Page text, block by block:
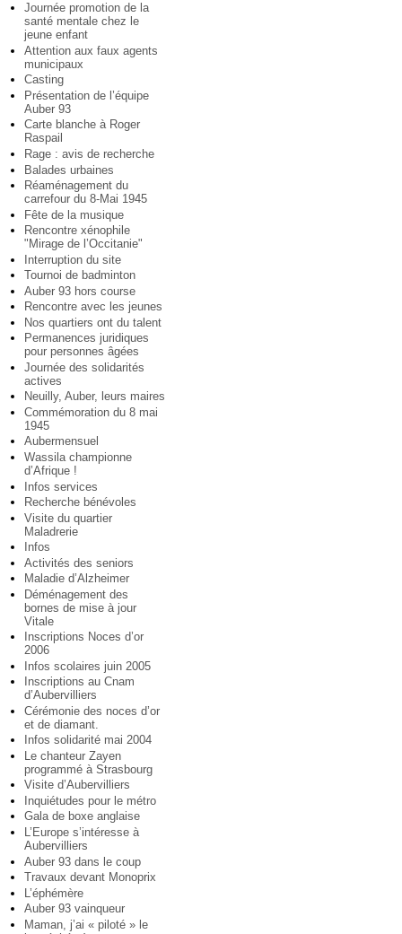
Journée promotion de la
santé mentale chez le
jeune enfant
Attention aux faux agents
municipaux
Casting
Présentation de l’équipe
Auber 93
Carte blanche à Roger
Raspail
Rage : avis de recherche
Balades urbaines
Réaménagement du
carrefour du 8-Mai 1945
Fête de la musique
Rencontre xénophile
"Mirage de l’Occitanie"
Interruption du site
Tournoi de badminton
Auber 93 hors course
Rencontre avec les jeunes
Nos quartiers ont du talent
Permanences juridiques
pour personnes âgées
Journée des solidarités
actives
Neuilly, Auber, leurs maires
Commémoration du 8 mai
1945
Aubermensuel
Wassila championne
d’Afrique !
Infos services
Recherche bénévoles
Visite du quartier
Maladrerie
Infos
Activités des seniors
Maladie d’Alzheimer
Déménagement des
bornes de mise à jour
Vitale
Inscriptions Noces d’or
2006
Infos scolaires juin 2005
Inscriptions au Cnam
d’Aubervilliers
Cérémonie des noces d’or
et de diamant.
Infos solidarité mai 2004
Le chanteur Zayen
programmé à Strasbourg
Visite d’Aubervilliers
Inquiétudes pour le métro
Gala de boxe anglaise
L’Europe s’intéresse à
Aubervilliers
Auber 93 dans le coup
Travaux devant Monoprix
L’éphémère
Auber 93 vainqueur
Maman, j’ai « piloté » le